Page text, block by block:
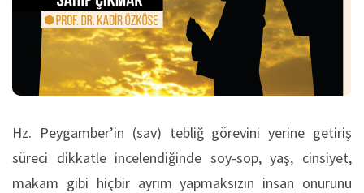
Hz. Peygamber’in (sav) tebliğ görevini yerine getiriş
süreci dikkatle incelendiğinde soy-sop, yaş, cinsiyet,
makam gibi hiç­bir ayrım yapmaksızın insan onurunu